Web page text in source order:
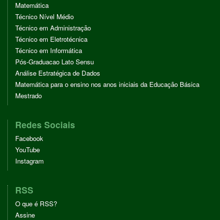
Matemática
Técnico Nível Médio
Técnico em Administração
Técnico em Eletrotécnica
Técnico em Informática
Pós-Graduacao Lato Sensu
Análise Estratégica de Dados
Matemática para o ensino nos anos iniciais da Educação Básica
Mestrado
Redes Sociais
Facebook
YouTube
Instagram
RSS
O que é RSS?
Assine